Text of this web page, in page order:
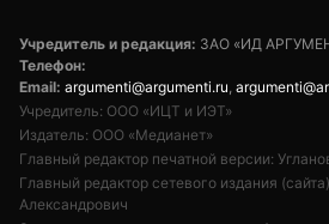
Учредитель и редакция: ЗАО «ИД
Телефон:
Email: argumenti@argumenti.ru,
Учредитель: ООО «ИЦТ и ИЭТ»
Издатель: ООО «Медианет»
Главный редактор печатной версии:
Главный редактор сетевого издания
Александрович